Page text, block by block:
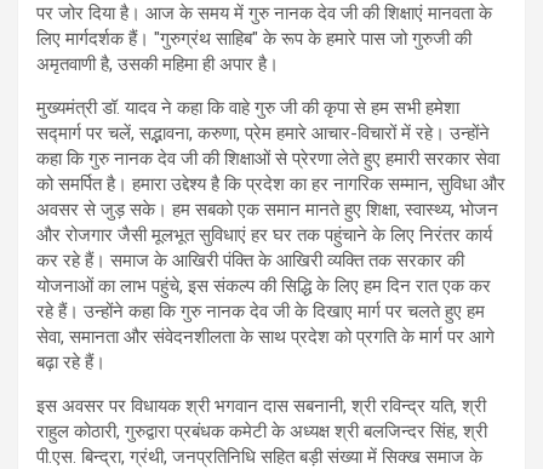
पर जोर दिया है। आज के समय में गुरु नानक देव जी की शिक्षाएं मानवता के
लिए मार्गदर्शक हैं। "गुरुग्रंथ साहिब" के रूप के हमारे पास जो गुरुजी की
अमृतवाणी है, उसकी महिमा ही अपार है।
मुख्यमंत्री डॉ. यादव ने कहा कि वाहे गुरु जी की कृपा से हम सभी हमेशा
सद्मार्ग पर चलें, सद्भावना, करुणा, प्रेम हमारे आचार-विचारों में रहे। उन्होंने
कहा कि गुरु नानक देव जी की शिक्षाओं से प्रेरणा लेते हुए हमारी सरकार सेवा
को समर्पित है। हमारा उद्देश्य है कि प्रदेश का हर नागरिक सम्मान, सुविधा और
अवसर से जुड़ सके। हम सबको एक समान मानते हुए शिक्षा, स्वास्थ्य, भोजन
और रोजगार जैसी मूलभूत सुविधाएं हर घर तक पहुंचाने के लिए निरंतर कार्य
कर रहे हैं। समाज के आखिरी पंक्ति के आखिरी व्यक्ति तक सरकार की
योजनाओं का लाभ पहुंचे, इस संकल्प की सिद्धि के लिए हम दिन रात एक कर
रहे हैं। उन्होंने कहा कि गुरु नानक देव जी के दिखाए मार्ग पर चलते हुए हम
सेवा, समानता और संवेदनशीलता के साथ प्रदेश को प्रगति के मार्ग पर आगे
बढ़ा रहे हैं।
इस अवसर पर विधायक श्री भगवान दास सबनानी, श्री रविन्द्र यति, श्री
राहुल कोठारी, गुरुद्वारा प्रबंधक कमेटी के अध्यक्ष श्री बलजिन्दर सिंह, श्री
पी.एस. बिन्द्रा, ग्रंथी, जनप्रतिनिधि सहित बड़ी संख्या में सिक्ख समाज के